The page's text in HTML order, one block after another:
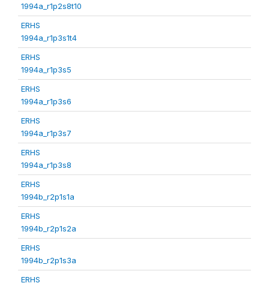
1994a_r1p2s8t10
ERHS
1994a_r1p3s1t4
ERHS
1994a_r1p3s5
ERHS
1994a_r1p3s6
ERHS
1994a_r1p3s7
ERHS
1994a_r1p3s8
ERHS
1994b_r2p1s1a
ERHS
1994b_r2p1s2a
ERHS
1994b_r2p1s3a
ERHS